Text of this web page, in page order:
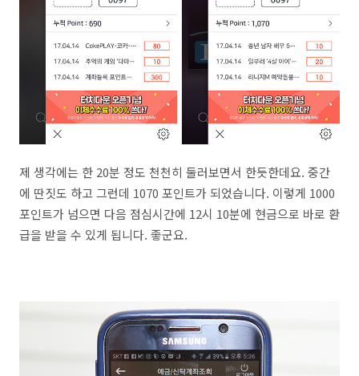
제 생각에는 한 20분 정도 천천히 둘러보면서 한듯한데요. 중간
에 딴짓도 하고 그런데 1070 포인트가 되었습니다. 이렇게 1000
포인트가 넘으면 다음 점심시간에 12시 10분에 현금으로 바로 환
급을 받을 수 있게 됩니다. 좋군요.